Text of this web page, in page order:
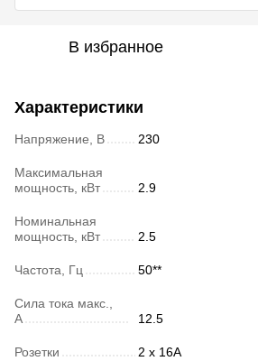
В избранное
Характеристики
Напряжение, В 230
Максимальная
мощность, кВт
2.9
Номинальная
мощность, кВт
2.5
Частота, Гц 50**
Сила тока макс.,
А
12.5
Розетки 2 х 16A